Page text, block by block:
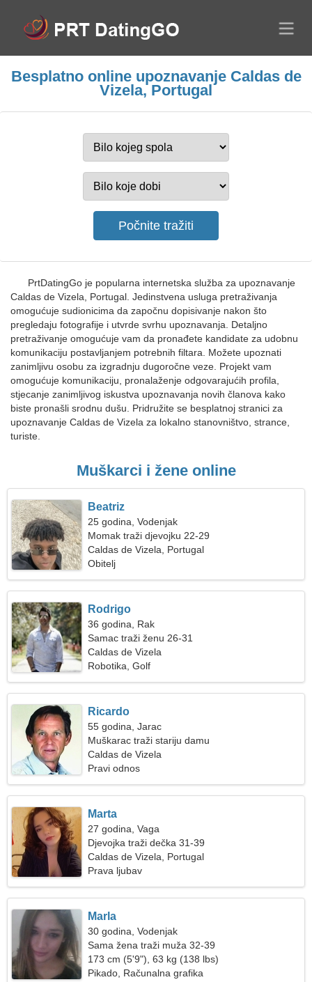
Besplatno online upoznavanje Caldas de
Vizela, Portugal
PrtDatingGo je popularna internetska služba za upoznavanje
Caldas de Vizela, Portugal. Jedinstvena usluga pretraživanja
omogućuje sudionicima da započnu dopisivanje nakon što
pregledaju fotografije i utvrde svrhu upoznavanja. Detaljno
pretraživanje omogućuje vam da pronađete kandidate za udobnu
komunikaciju postavljanjem potrebnih filtara. Možete upoznati
zanimljivu osobu za izgradnju dugoročne veze. Projekt vam
omogućuje komunikaciju, pronalaženje odgovarajućih profila,
stjecanje zanimljivog iskustva upoznavanja novih članova kako
biste pronašli srodnu dušu. Pridružite se besplatnoj stranici za
upoznavanje Caldas de Vizela za lokalno stanovništvo, strance,
turiste.
Muškarci i žene online
Beatriz
25 godina, Vodenjak
Momak traži djevojku 22-29
Caldas de Vizela, Portugal
Obitelj
Rodrigo
36 godina, Rak
Samac traži ženu 26-31
Caldas de Vizela
Robotika, Golf
Ricardo
55 godina, Jarac
Muškarac traži stariju damu
Caldas de Vizela
Pravi odnos
Marta
27 godina, Vaga
Djevojka traži dečka 31-39
Caldas de Vizela, Portugal
Prava ljubav
Marla
30 godina, Vodenjak
Sama žena traži muža 32-39
173 cm (5'9"), 63 kg (138 lbs)
Pikado, Računalna grafika